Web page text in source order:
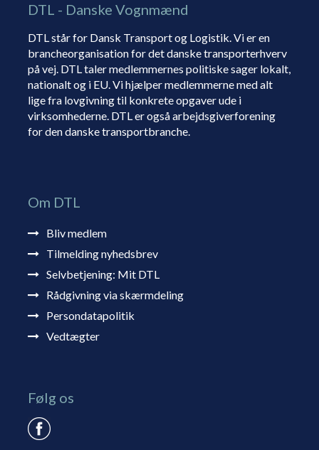
DTL - Danske Vognmænd
DTL står for Dansk Transport og Logistik. Vi er en
brancheorganisation for det danske transporterhverv
på vej. DTL taler medlemmernes politiske sager lokalt,
nationalt og i EU. Vi hjælper medlemmerne med alt
lige fra lovgivning til konkrete opgaver ude i
virksomhederne. DTL er også arbejdsgiverforening
for den danske transportbranche.
Om DTL
Bliv medlem
Tilmelding nyhedsbrev
Selvbetjening: Mit DTL
Rådgivning via skærmdeling
Persondatapolitik
Vedtægter
Følg os